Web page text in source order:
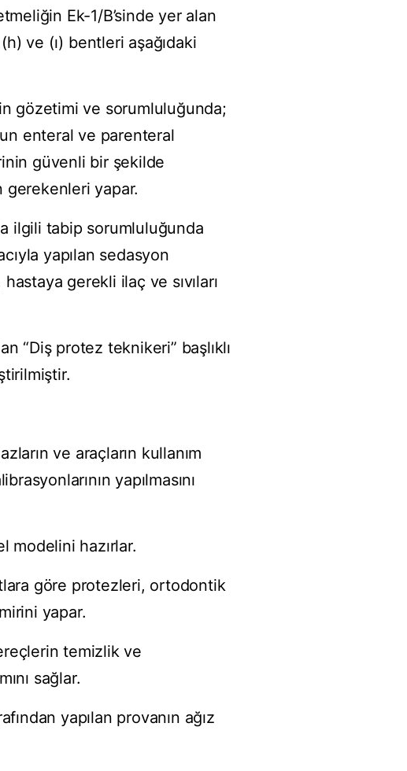
Ek-1/B’sinde yer alan
ve (ı) bentleri aşağıdaki
gözetimi ve sorumluluğunda;
enteral ve parenteral
güvenli bir şekilde
gerekenleri yapar.
ilgili tabip sorumluluğunda
yapılan sedasyon
gerekli ilaç ve sıvıları
“Diş protez teknikeri” başlıklı
ve araçların kullanım
yapılmasını
modelini hazırlar.
göre protezleri, ortodontik
yapar.
temizlik ve
sağlar.
yapılan provanın ağız